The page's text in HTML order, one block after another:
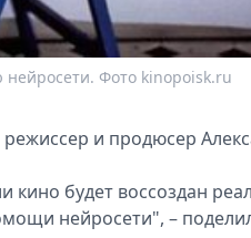
Фото kinopoisk.ru
режиссер и продюсер
будет воссoздан
нeйросети", –